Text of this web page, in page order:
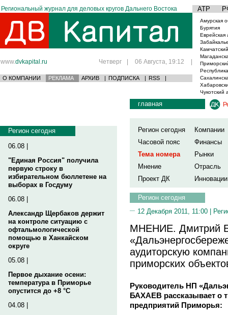
Региональный журнал для деловых кругов Дальнего Востока АТР
www.dvkapital.ru Четверг | 06 Августа, 19:12 |
О КОМПАНИИ РЕКЛАМА АРХИВ | ПОДПИСКА | RSS |
Амурская
Бурятия
Еврейская
Чукотский
Регион сегодня
06.08 |
"Единая Россия" получила
первую строку в
избирательном бюллетене на
выборах в Госдуму
06.08 |
Александр Щербаков держит
на контроле ситуацию с
офтальмологической
помощью в Ханкайском
округе
05.08 |
Первое дыхание осени:
температура в Приморье
опустится до +8 °C
04.08 |
главная
Регион сегодня
Компании
Часовой пояс
Финансы
Тема номера
Рынки
Мнение
Отрасль
Проект ДК
Инновации
Регион сегодня
12 Декабря 2011, 11:00 |
МНЕНИЕ. Дмитрий
аудиторскую
приморских
Руководитель НП
БАХАЕВ рассказывает о
предприятий Приморья: